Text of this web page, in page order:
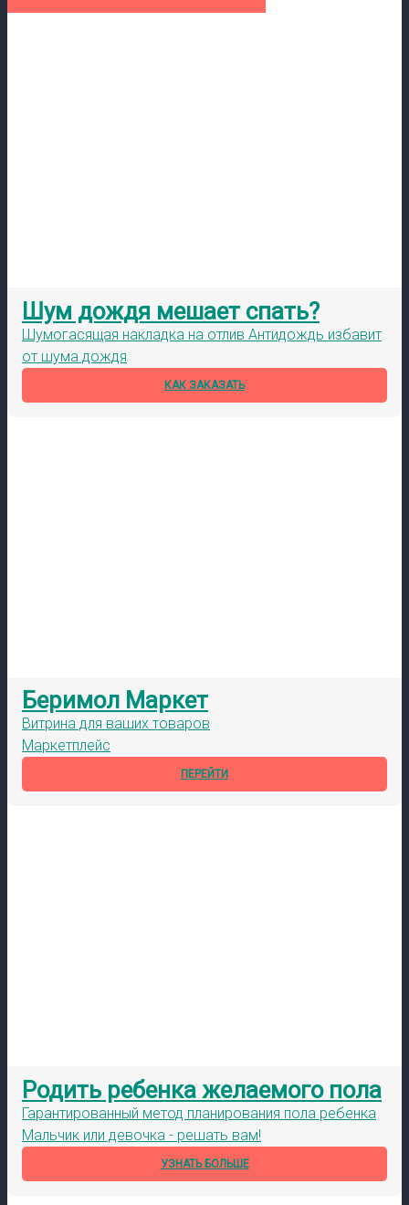
Шум дождя мешает спать?
Шумогасящая накладка на отлив Антидождь избавит
от шума дождя
КАК ЗАКАЗАТЬ
Беримол Маркет
Витрина для ваших товаров
Маркетплейс
ПЕРЕЙТИ
Родить ребенка желаемого пола
Гарантированный метод планирования пола ребенка
Мальчик или девочка - решать вам!
УЗНАТЬ БОЛЬШЕ